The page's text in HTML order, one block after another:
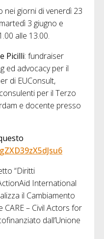
nei giorni di venerdì 23
3 giugno e
alle 13.00.
Picilli: fundraiser
ed advocacy per il
di EUConsult,
per il Terzo
e docente presso
“Diritti
International
il Cambiamento
CARE – Civil Actors for
dall’Unione